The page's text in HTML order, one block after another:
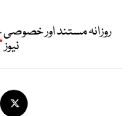
روزانہ مستند اور
نیوز